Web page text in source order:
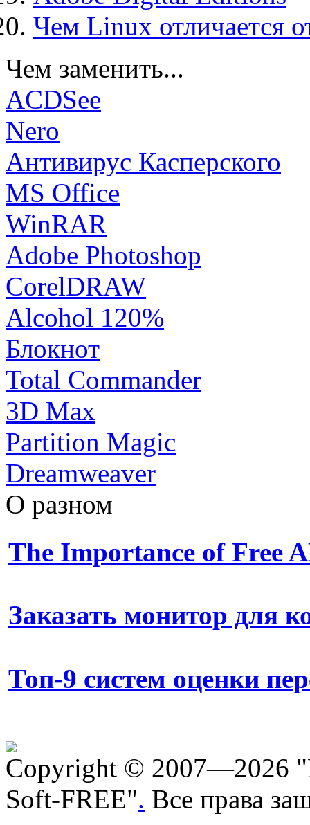
Чем Linux отличается
Чем заменить...
ACDSee
Nero
Антивирус Касперского
MS Office
WinRAR
Adobe Photoshop
CorelDRAW
Alcohol 120%
Блокнот
Total Commander
3D Max
Partition Magic
Dreamweaver
О разном
The Importance of Free
Заказать монитор для
Топ-9 систем оценки
Copyright © 2007—2026
Soft-FREE". Все права